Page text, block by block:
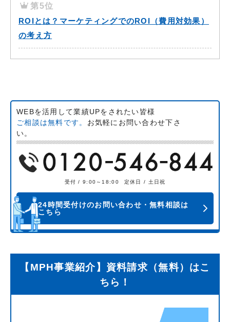
第5位
ROIとは？マーケティングでのROI（費用対効果）
の考え方
WEBを活用して業績UPをされたい皆様
ご相談は無料です。 お気軽にお問い合わせ下さ
い。
受付 / 9:00～18:00 定休日 / 土日祝
24時間受付けのお問い合わせ・無料相談は
こちら
【MPH事業紹介】資料請求（無料）はこ
ちら！